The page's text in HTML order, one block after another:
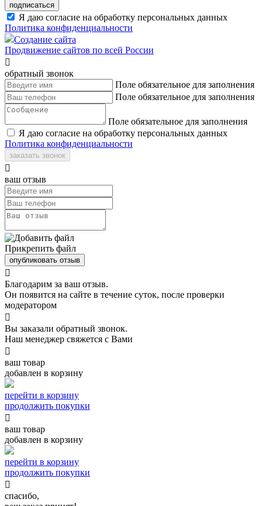
подписаться
Я даю согласие на обработку персональных данных
Политика конфиденциальности
Создание сайта
Продвижение сайтов по всей России

обратный звонок
Поле обязательное для заполнения
Поле обязательное для заполнения
Поле обязательное для заполнения
Я даю согласие на обработку персональных данных
Политика конфиденциальности
заказать звонок

ваш отзыв
Прикрепить файл
опубликовать отзыв

Благодарим за ваш отзыв.
Он появится на сайте в течение суток, после проверки
модератором

Вы заказали обратный звонок.
Наш менеджер свяжется с Вами

ваш товар
добавлен в корзину
перейти в корзину
продолжить покупки

ваш товар
добавлен в корзину
перейти в корзину
продолжить покупки

спасибо,